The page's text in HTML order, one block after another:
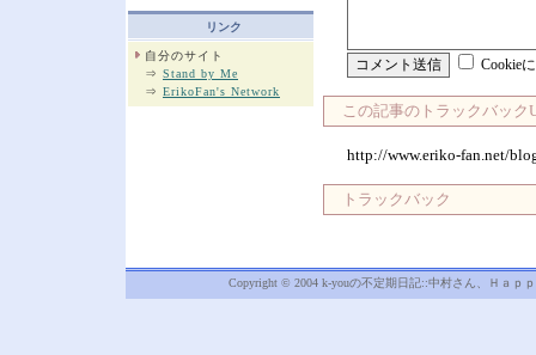
リンク
自分のサイト
⇒ Stand by Me
⇒ ErikoFan's Network
Cookie
この記事のトラックバック
http://www.eriko-fan.net/
トラックバック
Copyright © 2004 k-youの不定期日記::中村さん、Ｈａｐ